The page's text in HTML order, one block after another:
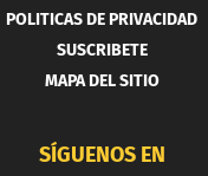
POLITICAS DE PRIVACIDAD
SUSCRIBETE
MAPA DEL SITIO
SÍGUENOS EN